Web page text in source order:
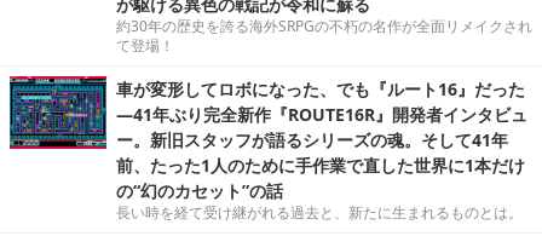
約30年の歴史を誇る海外SRPGの不朽の名作が全面リメイクされ
て登場！
車が変形してロボになった、でも『ルート16』だった
―41年ぶり完全新作『ROUTE16R』開発者インタビュ
ー。新旧スタッフが語るシリーズの魂。そして41年
前、たった1人のために手作業で直した世界に1本だけ
の“幻のカセット”の話
長い時を経て受け継がれる過去と、新たに生まれるものとは。